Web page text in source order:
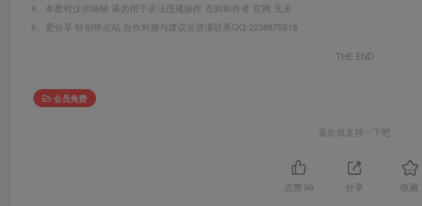
6、本教程仅供揭秘 请勿用于非法违规操作 否则和作者 官网 无关
6、爱分享·轻创终点站,合作对接与建议反馈请联系QQ:2238875818
THE END
会员免费
喜欢就支持一下吧
点赞 99 分享 收藏